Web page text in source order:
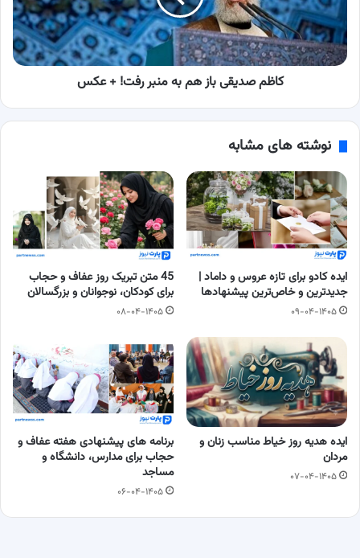
منبر
رفت!
+
عکس
کاظم صدیقی باز هم به منبر رفت! + عکس
نوشته های مشابه
ایده کادو برای تازه عروس و داماد |
جدیدترین و خاص‌ترین پیشنهادها
۰۹-۰۴-۱۴۰۵
45 متن تبریک روز عفاف و حجاب
برای کودکان، نوجوانان و بزرگسالان
۰۸-۰۴-۱۴۰۵
ایده هدیه روز خیاط مناسب زنان و
مردان
۰۷-۰۴-۱۴۰۵
برنامه های پیشنهادی هفته عفاف و
حجاب برای مدارس، دانشگاه و
مساجد
۰۶-۰۴-۱۴۰۵